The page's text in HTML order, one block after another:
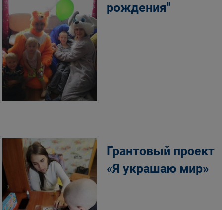
рождения"
Грантовый проект
«Я украшаю мир»